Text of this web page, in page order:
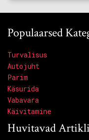
Populaarsed
Turvalisus
Autojuht
Parim
Käsurida
Vabavara
Käivitamine
Huvitavad